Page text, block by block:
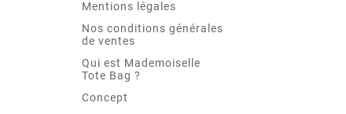
Mentions légales
Nos conditions générales
de ventes
Qui est Mademoiselle
Tote Bag ?
Concept